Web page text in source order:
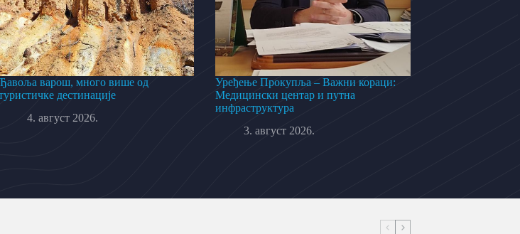
варош, много више од
дестинације
4. август 2026.
Уређење Прокупља – Важни кораци:
Медицински центар и путна
инфраструктура
3. август 2026.